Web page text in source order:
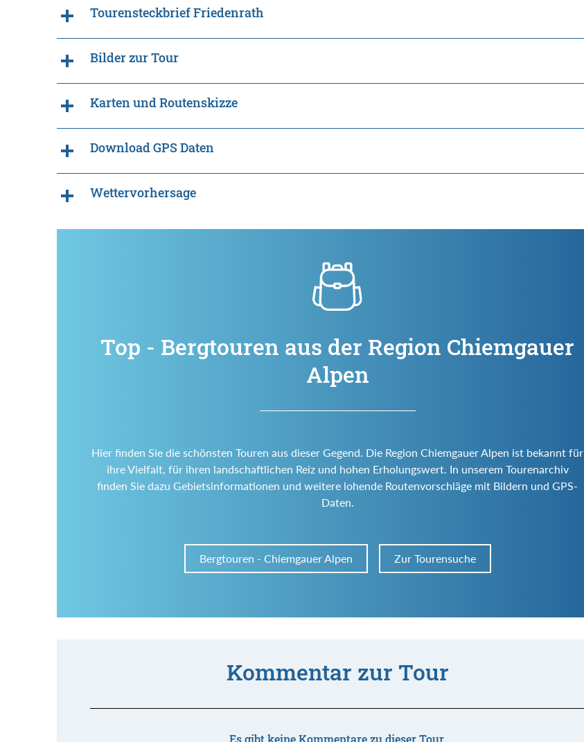
Tourensteckbrief Friedenrath
Bilder zur Tour
Karten und Routenskizze
Download GPS Daten
Wettervorhersage
Top - Bergtouren aus der Region Chiemgauer
Alpen
Hier finden Sie die schönsten Touren aus dieser Gegend. Die Region Chiemgauer Alpen ist bekannt für
ihre Vielfalt, für ihren landschaftlichen Reiz und hohen Erholungswert. In unserem Tourenarchiv
finden Sie dazu Gebietsinformationen und weitere lohende Routenvorschläge mit Bildern und GPS-
Daten.
Bergtouren - Chiemgauer Alpen Zur Tourensuche
Kommentar zur Tour
Es gibt keine Kommentare zu dieser Tour.